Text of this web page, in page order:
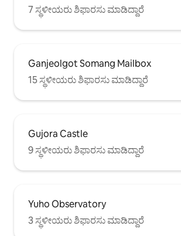
7 ಸ್ಥಳೀಯರು ಶಿಫಾರಸು ಮಾಡಿದ್ದಾರೆ
Ganjeolgot Somang Mailbox
15 ಸ್ಥಳೀಯರು ಶಿಫಾರಸು ಮಾಡಿದ್ದಾರೆ
Gujora Castle
9 ಸ್ಥಳೀಯರು ಶಿಫಾರಸು ಮಾಡಿದ್ದಾರೆ
Yuho Observatory
3 ಸ್ಥಳೀಯರು ಶಿಫಾರಸು ಮಾಡಿದ್ದಾರೆ